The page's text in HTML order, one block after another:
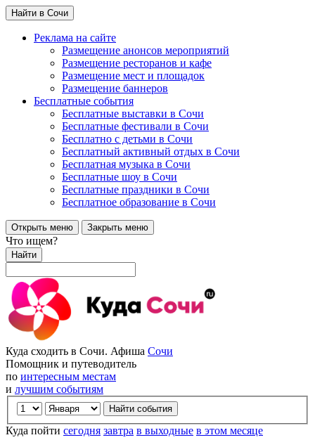
Найти в Сочи
Реклама на сайте
Размещение анонсов мероприятий
Размещение ресторанов и кафе
Размещение мест и площадок
Размещение баннеров
Бесплатные события
Бесплатные выставки в Сочи
Бесплатные фестивали в Сочи
Бесплатно с детьми в Сочи
Бесплатный активный отдых в Сочи
Бесплатная музыка в Сочи
Бесплатные шоу в Сочи
Бесплатные праздники в Сочи
Бесплатное образование в Сочи
Открыть меню Закрыть меню
Что ищем?
Найти
Куда сходить в Сочи. Афиша Сочи
Помощник и путеводитель
по интересным местам
и лучшим событиям
Куда пойти сегодня завтра в выходные в этом месяце